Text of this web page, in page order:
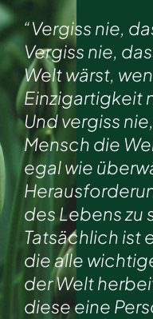
“Vergiss nie,
Vergiss nie,
Welt wärst,
Einzigartigkeit
Und vergiss
Mensch die
egal wie
des Lebens zu
Tatsächlich ist
die alle
der Welt
diese eine